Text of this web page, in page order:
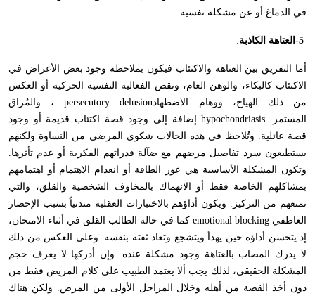
في الدماغ أو عن مشكلة نفسية.
-5 العتاهة الكاذبة:
أما التفريق بين العتاهة والاكتئاب فيكون بملاحظة وجود بعض الأعراض في
الاكتئاب كالبكاء، والوهن العام، ونقص الفعالية النفسية الحركية أو العكس
من ذلك الهياج، ووهام الاضطهادpersecutory delusion ، والمُراق
المستمر
hypochondriasis.
إضافة إلى وجود قصة اكتئاب قديمة أو وجود
قصة عائلية. وتُلاحظ في هذه الحالات شكوى المرضى من النساوة ولكنهم
يستطيعون سرد تفاصيل مرضهم مع ضآلة قدراتهم الفكرية أو عدم تأثرها.
وتكون المشكلة الأساسية هي عوز الطاقة أو انعدام الاهتمام أو اهتمامهم
بمشاكلهم الخاصة فقط أو الانهماك بالمخاوف الشخصية والقلق، والتي
تمنعهم من التركيز. ويكون أداؤهم بالاختبارات العقلية متدنياً بسبب الإحصار
العاطفي emotional blocking كما في حالة الطالب القلق في أثناء الامتحان،
إذ يتحسن أداؤه حين يهدأ ويتشجع وتعاد ثقته بنفسه. وعلى العكس من ذلك
لا يدرك المصاب بالعتاهة وجود مشكلة عنده. وإن أدركها لا يعرف حجم
المشكلة الحقيقي، لذلك يجب ألا يعتمد الطبيب على كلام المريض فقط من
دون أخذ القصة من أهله وخلال المراحل الأولى من المرض. ولكن هناك